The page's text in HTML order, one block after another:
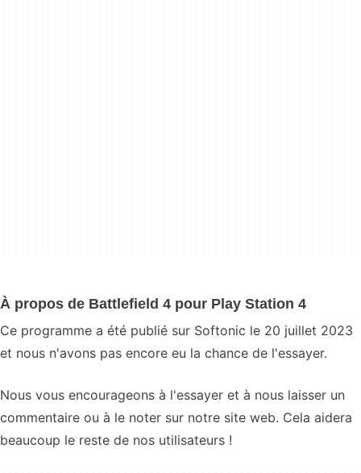
À propos de Battlefield 4 pour Play Station 4
Ce programme a été publié sur Softonic le 20 juillet 2023
et nous n'avons pas encore eu la chance de l'essayer.
Nous vous encourageons à l'essayer et à nous laisser un
commentaire ou à le noter sur notre site web. Cela aidera
beaucoup le reste de nos utilisateurs !